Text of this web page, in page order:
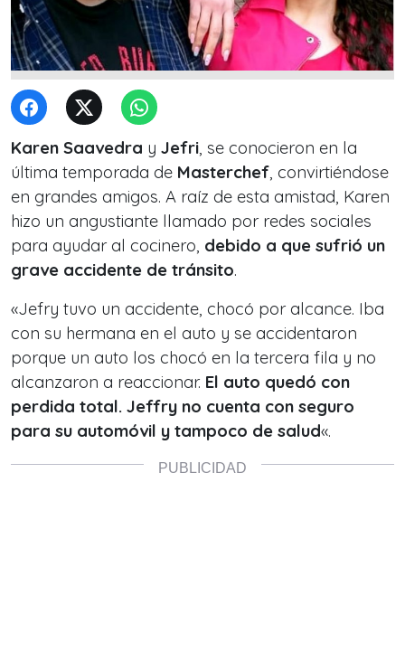
Karen Saavedra y Jefri, se conocieron en la
última temporada de Masterchef, convirtiéndose
en grandes amigos. A raíz de esta amistad, Karen
hizo un angustiante llamado por redes sociales
para ayudar al cocinero, debido a que sufrió un
grave accidente de tránsito.
«Jefry tuvo un accidente, chocó por alcance. Iba
con su hermana en el auto y se accidentaron
porque un auto los chocó en la tercera fila y no
alcanzaron a reaccionar. El auto quedó con
perdida total. Jeffry no cuenta con seguro
para su automóvil y tampoco de salud«.